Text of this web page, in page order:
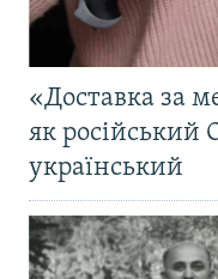
«Доставка за
як російський
український